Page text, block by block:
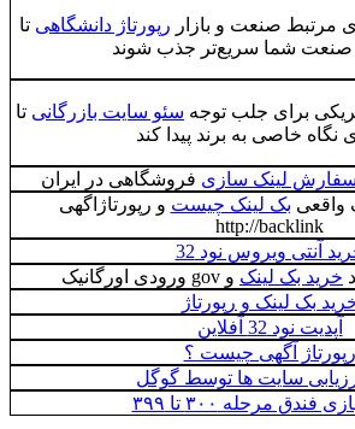
صنعت و بازاررپورتاژ دانشگاهیتا
شما سریع‌تر جذب شوند
برای جلب توجهسئو سایت بازرگانی تا
خاصی به برند پیدا کند
لینک سازیفروشگاهی در ایران
بک لینک چیستو رپورتاژاگهی
http://backlink
ویروس نود 32
بک لینک و gov ورودی اورگانیک
بک لینک و رپورتاژ
نود 32 آفلاین
آگهی چیست ؟
سایت ها توسط گوگل
مرحله ۳۰۰ تا ۳۹۹